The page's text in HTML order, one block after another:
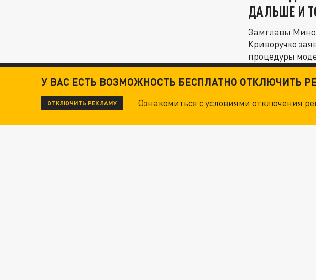
ДАЛЬШЕ И
Замглавы
Криворучко
процедуры
У ВАС ЕСТЬ ВОЗМОЖНОСТЬ БЕСПЛАТНО ОТКЛЮЧИТЬ
ОТКЛЮЧИТЬ РЕКЛАМУ Ознакомиться с условиями отключения